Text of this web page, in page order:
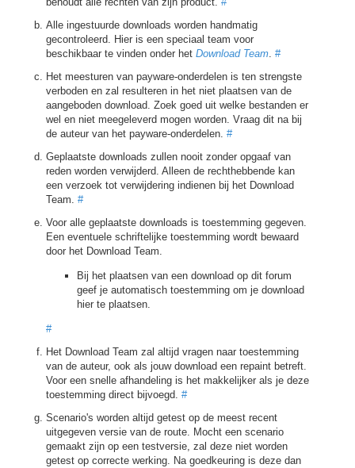
Alle ingestuurde downloads worden handmatig
gecontroleerd. Hier is een speciaal team voor
beschikbaar te vinden onder het Download Team. #
Het meesturen van payware-onderdelen is ten strengste
verboden en zal resulteren in het niet plaatsen van de
aangeboden download. Zoek goed uit welke bestanden er
wel en niet meegeleverd mogen worden. Vraag dit na bij
de auteur van het payware-onderdelen. #
Geplaatste downloads zullen nooit zonder opgaaf van
reden worden verwijderd. Alleen de rechthebbende kan
een verzoek tot verwijdering indienen bij het Download
Team. #
Voor alle geplaatste downloads is toestemming gegeven.
Een eventuele schriftelijke toestemming wordt bewaard
door het Download Team.
Bij het plaatsen van een download op dit forum
geef je automatisch toestemming om je download
hier te plaatsen.
#
Het Download Team zal altijd vragen naar toestemming
van de auteur, ook als jouw download een repaint betreft.
Voor een snelle afhandeling is het makkelijker als je deze
toestemming direct bijvoegd. #
Scenario's worden altijd getest op de meest recent
uitgegeven versie van de route. Mocht een scenario
gemaakt zijn op een testversie, zal deze niet worden
getest op correcte werking. Na goedkeuring is deze dan